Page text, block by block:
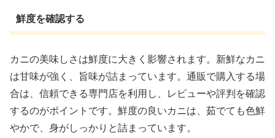
鮮度を確認する
カニの美味しさは鮮度に大きく影響されます。新鮮なカニ
は甘味が強く、旨味が詰まっています。通販で購入する場
合は、信頼できる専門店を利用し、レビューや評判を確認
するのがポイントです。鮮度の良いカニは、茹でても色鮮
やかで、身がしっかりと詰まっています。